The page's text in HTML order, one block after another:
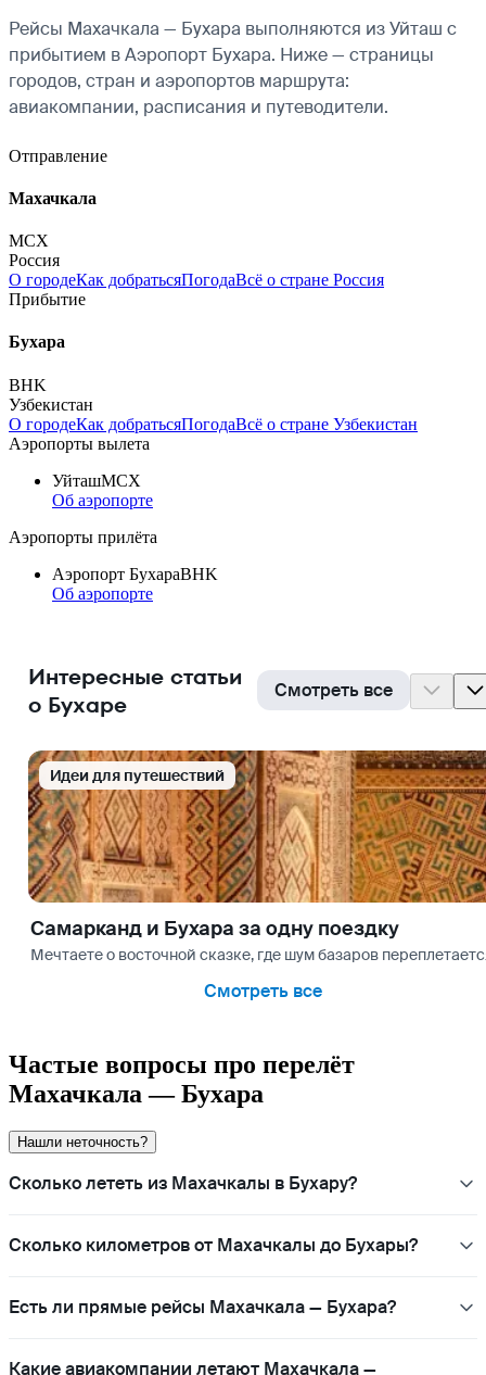
Рейсы Махачкала — Бухара выполняются из Уйташ с
прибытием в Аэропорт Бухара. Ниже — страницы
городов, стран и аэропортов маршрута:
авиакомпании, расписания и путеводители.
Отправление
Махачкала
MCX
Россия
О городеКак добратьсяПогодаВсё о стране Россия
Прибытие
Бухара
BHK
Узбекистан
О городеКак добратьсяПогодаВсё о стране Узбекистан
Аэропорты вылета
УйташMCX
Об аэропорте
Аэропорты прилёта
Аэропорт БухараBHK
Об аэропорте
Интересные статьи
о Бухаре
Смотреть все
Идеи для путешествий
Самарканд и Бухара за одну поездку
Мечтаете о восточной сказке, где шум базаров
Смотреть все
Частые вопросы про перелёт
Махачкала — Бухара
Нашли неточность?
Сколько лететь из Махачкалы в Бухару?
Сколько километров от Махачкалы до Бухары?
Есть ли прямые рейсы Махачкала — Бухара?
Какие авиакомпании летают Махачкала —